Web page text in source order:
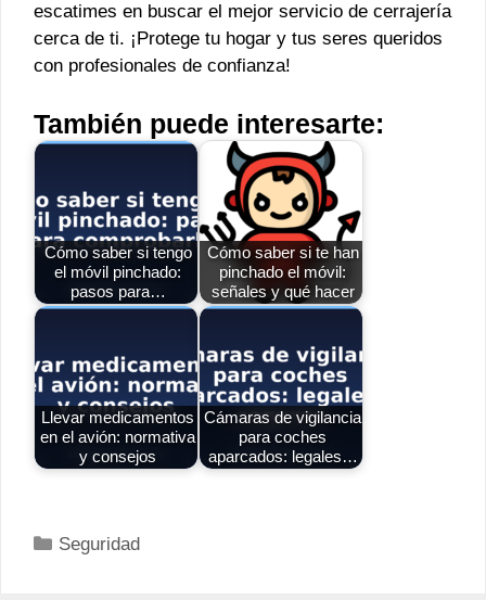
escatimes en buscar el mejor servicio de cerrajería
cerca de ti. ¡Protege tu hogar y tus seres queridos
con profesionales de confianza!
También puede interesarte:
Cómo saber si tengo
el móvil pinchado:
pasos para…
Cómo saber si te han
pinchado el móvil:
señales y qué hacer
Llevar medicamentos
en el avión: normativa
y consejos
Cámaras de vigilancia
para coches
aparcados: legales…
Categorías
Seguridad